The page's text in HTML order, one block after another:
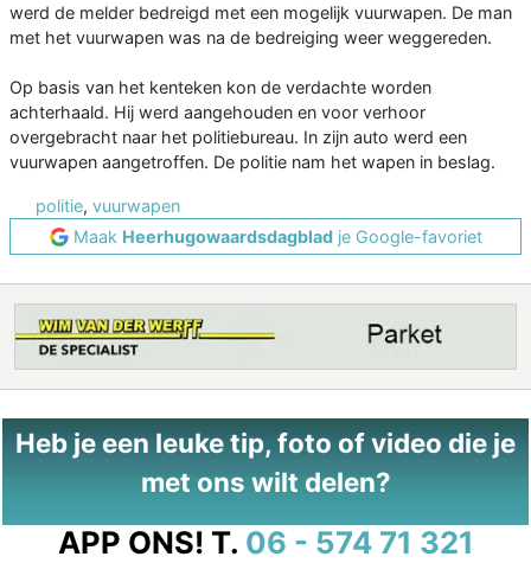
werd de melder bedreigd met een mogelijk vuurwapen. De man
met het vuurwapen was na de bedreiging weer weggereden.
Op basis van het kenteken kon de verdachte worden
achterhaald. Hij werd aangehouden en voor verhoor
overgebracht naar het politiebureau. In zijn auto werd een
vuurwapen aangetroffen. De politie nam het wapen in beslag.
politie, vuurwapen
Maak Heerhugowaardsdagbladje Google-favoriet
Heb je een leuke tip, foto of video die je
met ons wilt delen?
APP ONS! T. 06 - 574 71 321